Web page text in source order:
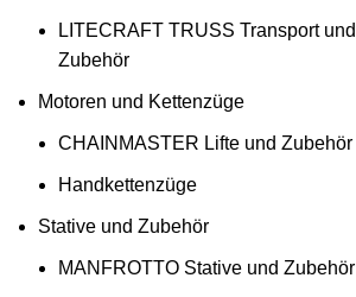
LITECRAFT TRUSS Transport und
Zubehör
Motoren und Kettenzüge
CHAINMASTER Lifte und Zubehör
Handkettenzüge
Stative und Zubehör
MANFROTTO Stative und Zubehör